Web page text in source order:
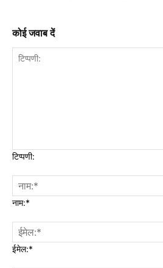
कोई जवाब दें
टिप्पणी:
नाम:*
ईमेल:*